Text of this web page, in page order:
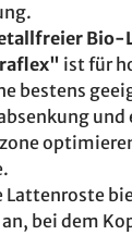
Bio-
ist für
bestens
und
Lattenroste
bei dem